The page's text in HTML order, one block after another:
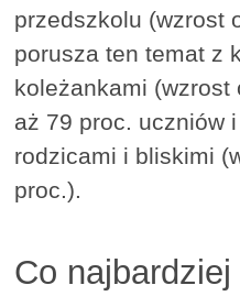
przedszkolu (wzrost
porusza ten temat z
koleżankami
aż 79 proc. uczniów
rodzicami i bliskimi
proc.).
Co